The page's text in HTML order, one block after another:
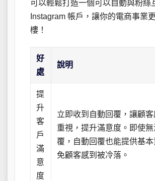
可以輕鬆打造一個可以自動與粉絲
Instagram 帳戶，讓你的電商事業
樓！
好
處
說明
提
升
客
戶
滿
意
度
立即收到自動回覆，讓顧
重視，提升滿意度。即使無
覆，自動回覆也能提供基
免顧客感到被冷落。